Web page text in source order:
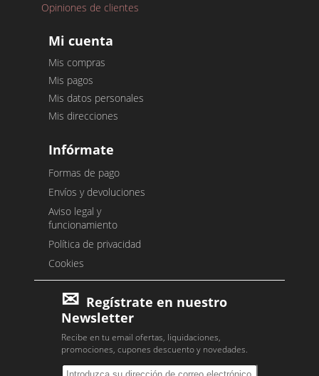
Opiniones de clientes
Mi cuenta
Mis compras
Mis pagos
Mis datos personales
Mis direcciones
Infórmate
Formas de pago
Envíos y devoluciones
Aviso legal y
funcionamiento
Política de privacidad
Cookies
Regístrate en nuestro
Newsletter
Recibe en tu email ofertas, liquidaciones,
promociones, cupones descuento y novedades.